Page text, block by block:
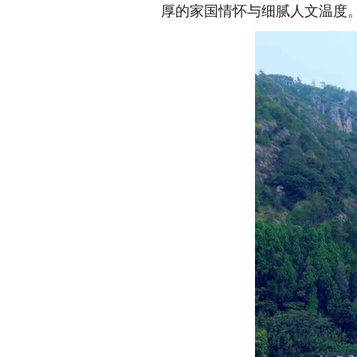
厚的家国情怀与细腻人文温度